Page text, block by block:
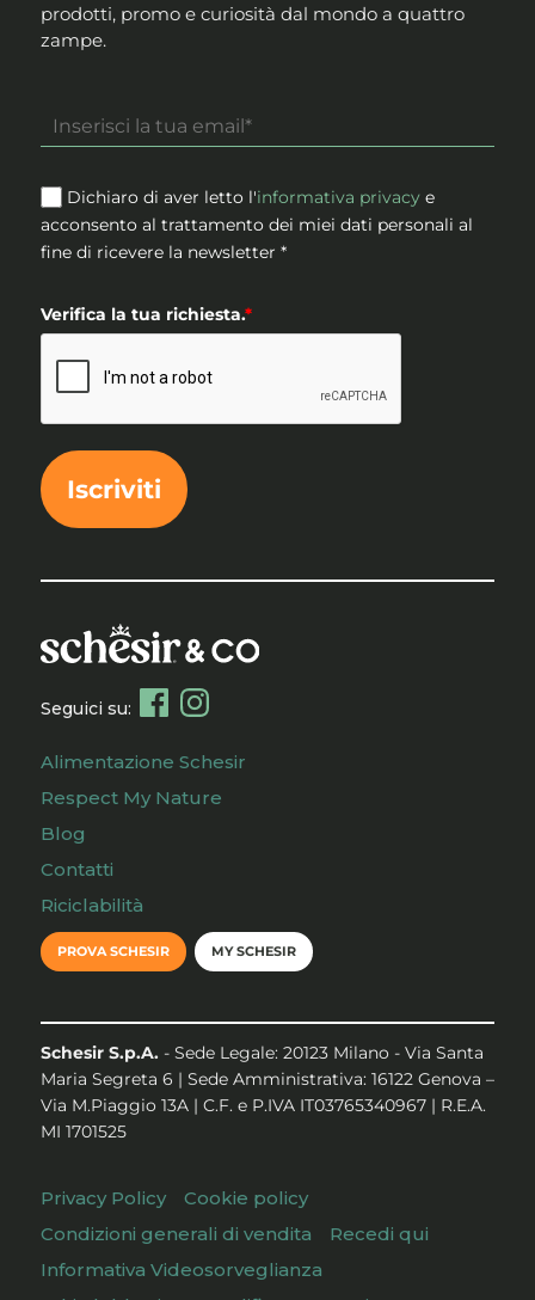
prodotti, promo e curiosità dal mondo a quattro
zampe.
Dichiaro di aver letto l'informativa privacye
acconsento al trattamento dei miei dati personali al
fine di ricevere la newsletter *
Verifica la tua richiesta.*
Iscriviti
Seguici su:
Alimentazione Schesir
Respect My Nature
Blog
Contatti
Riciclabilità
PROVA SCHESIR MY SCHESIR
Schesir S.p.A.- Sede Legale: 20123 Milano - Via Santa
Maria Segreta 6 | Sede Amministrativa: 16122 Genova –
Via M.Piaggio 13A | C.F. e P.IVA IT03765340967 | R.E.A.
MI 1701525
Privacy Policy
Cookie policy
Condizioni generali di vendita
Recedi qui
Informativa Videosorveglianza